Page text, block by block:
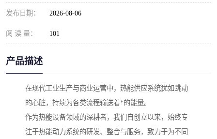
发布日期： 2026-08-06
阅 读 量： 101
产品描述
在现代工业生产与商业运营中，热能供应系统犹如跳动
的心脏，持续为各类流程输送着*的能量。
作为热能设备领域的深耕者，我们自创立以来，始终专
注于热能动力系统的研发、整合与服务，致力于为不同